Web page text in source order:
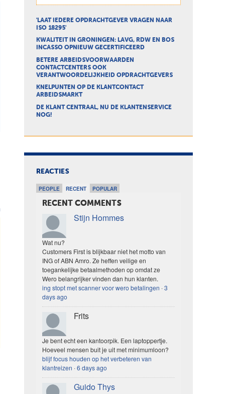
'LAAT IEDERE OPDRACHTGEVER VRAGEN NAAR
ISO 18295'
KWALITEIT IN GRONINGEN: LAVG, RDW EN BOS
INCASSO OPNIEUW GECERTIFICEERD
BETERE ARBEIDSVOORWAARDEN
CONTACTCENTERS OOK
VERANTWOORDELIJKHEID OPDRACHTGEVERS
KNELPUNTEN OP DE KLANTCONTACT
ARBEIDSMARKT
DE KLANT CENTRAAL, NU DE KLANTENSERVICE
NOG!
REACTIES
PEOPLE RECENT POPULAR
RECENT COMMENTS
Stijn Hommes
Wat nu?
Customers First is blijkbaar niet het motto van
ING of ABN Amro. Ze heffen veilige en
toegankelijke betaalmethoden op omdat ze
Wero belangrijker vinden dan hun klanten.
ing stopt met scanner voor wero betalingen ·3
days ago
Frits
Je bent echt een kantoorpik. Een laptoppertje.
Hoeveel mensen buit je uit met minimumloon?
blijf focus houden op het verbeteren van
klantreizen ·6 days ago
Guido Thys